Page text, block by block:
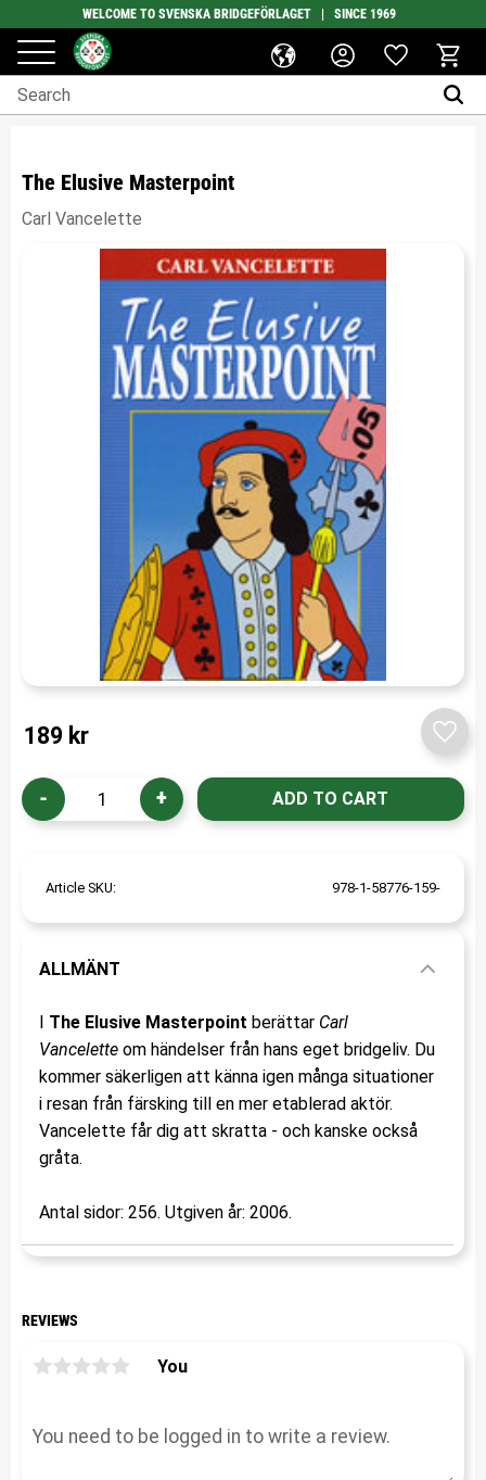
Menu
WELCOME TO SVENSKA BRIDGEFÖRLAGET | SINCE 1969
Favorites
Basket
The Elusive Masterpoint
Carl Vancelette
189 kr
+
-
Add
Article SKU 978-1-58776-159-
ALLMÄNT
I The Elusive Masterpoint berättar Carl
Vancelette om händelser från hans eget bridgeliv. Du
kommer säkerligen att känna igen många situationer
i resan från färsking till en mer etablerad aktör.
Vancelette får dig att skratta - och kanske också
gråta.
Antal sidor: 256. Utgiven år: 2006.
REVIEWS
You